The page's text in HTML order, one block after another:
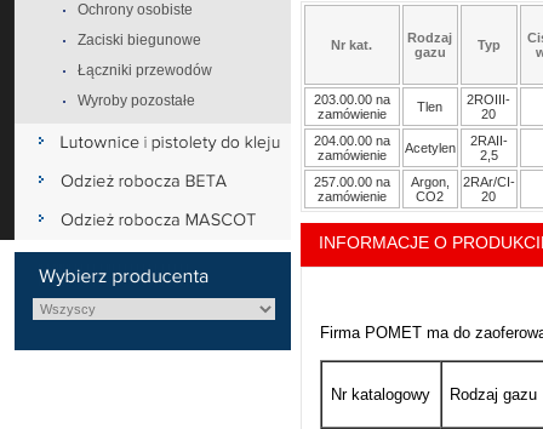
Ochrony osobiste
Zaciski biegunowe
Łączniki przewodów
Wyroby pozostałe
Nr kat.
Rodzaj
gazu
Typ
203.00.00 na
zamówienie
Tlen
2ROIII-
20
204.00.00 na
zamówienie
Acetylen
2RAII-
2,5
257.00.00 na
zamówienie
Argon,
CO2
2RAr/CI-
20
INFORMACJE O
Firma POMET ma do
Nr katalogowy Rodzaj gazu